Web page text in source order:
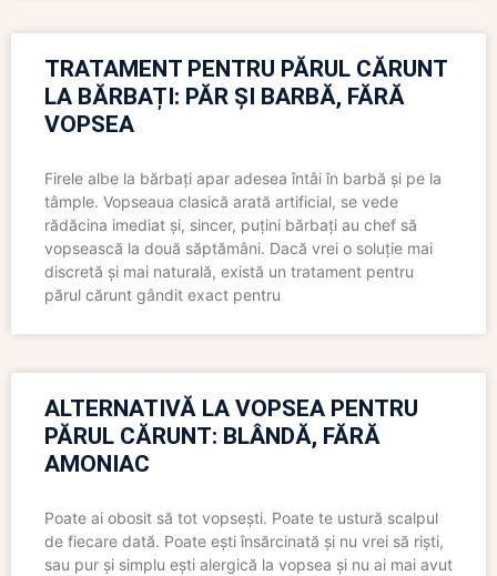
TRATAMENT PENTRU PĂRUL CĂRUNT
LA BĂRBAȚI: PĂR ȘI BARBĂ, FĂRĂ
VOPSEA
Firele albe la bărbați apar adesea întâi în barbă și pe la
tâmple. Vopseaua clasică arată artificial, se vede
rădăcina imediat și, sincer, puțini bărbați au chef să
vopsească la două săptămâni. Dacă vrei o soluție mai
discretă și mai naturală, există un tratament pentru
părul cărunt gândit exact pentru
ALTERNATIVĂ LA VOPSEA PENTRU
PĂRUL CĂRUNT: BLÂNDĂ, FĂRĂ
AMONIAC
Poate ai obosit să tot vopsești. Poate te ustură scalpul
de fiecare dată. Poate ești însărcinată și nu vrei să riști,
sau pur și simplu ești alergică la vopsea și nu ai mai avut